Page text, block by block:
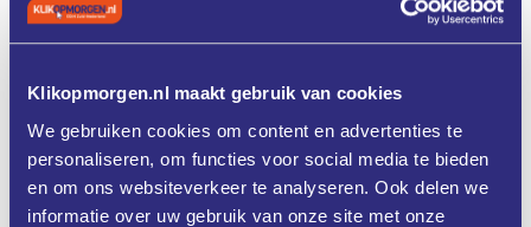
Klikopmorgen.nl maakt gebruik van cookies
We gebruiken cookies om content en advertenties te
personaliseren, om functies voor social media te bieden
en om ons websiteverkeer te analyseren. Ook delen we
informatie over uw gebruik van onze site met onze
Dit event is speciaal bedoeld voor ondernemers in de
foodsector, in het bijzonder voedselverwerkende en
processen en producten kan verbeteren.